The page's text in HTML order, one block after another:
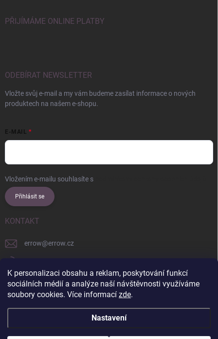
K personalizaci obsahu a reklam, poskytování funkcí
sociálních médií a analýze naší návštěvnosti využíváme
soubory cookies. Více informací zde.
Nastavení
PŘIJÍMÁME ONLINE PLATBY
ODEBÍRAT NEWSLETTER
Vložte svůj e-mail a my vám budeme zasílat informace o nových
produktech na našem e-shopu.
E-MAIL
Vložením e-mailu souhlasíte s
Přihlásit se
KONTAKT
errow@errow.cz
explore/locations/957228892/